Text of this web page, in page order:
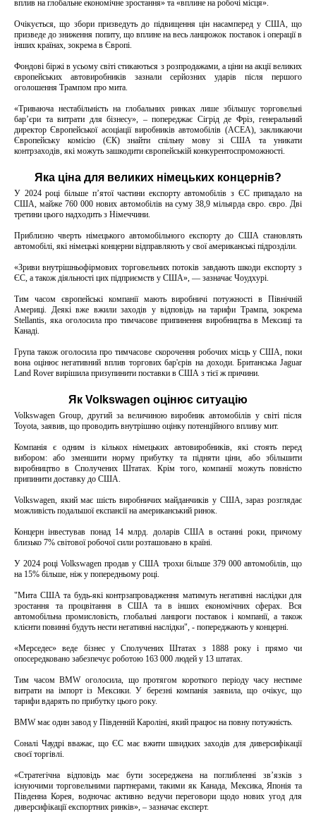
вплив на глобальне економічне зростання» та «вплине на робочі місця».
Очікується, що збори призведуть до підвищення цін насамперед у США, що
призведе до зниження попиту, що вплине на весь ланцюжок поставок і операції в
інших країнах, зокрема в Європі.
Фондові біржі в усьому світі стикаються з розпродажами, а ціни на акції великих
європейських автовиробників зазнали серйозних ударів після першого
оголошення Трампом про мита.
«Триваюча нестабільність на глобальних ринках лише збільшує торговельні
бар’єри та витрати для бізнесу», – попереджає Сігрід де Фріз, генеральний
директор Європейської асоціації виробників автомобілів (ACEA), закликаючи
Європейську комісію (ЄК) знайти спільну мову зі США та уникати
контрзаходів, які можуть зашкодити європейській конкурентоспроможності.
Яка ціна для великих німецьких концернів?
У 2024 році більше п’ятої частини експорту автомобілів з ЄС припадало на
США, майже 760 000 нових автомобілів на суму 38,9 мільярда євро. євро. Дві
третини цього надходить з Німеччини.
Приблизно чверть німецького автомобільного експорту до США становлять
автомобілі, які німецькі концерни відправляють у свої американські підрозділи.
«Зриви внутрішньофірмових торговельних потоків завдають шкоди експорту з
ЄС, а також діяльності цих підприємств у США», — зазначає Чоудхурі.
Тим часом європейські компанії мають виробничі потужності в Північній
Америці. Деякі вже вжили заходів у відповідь на тарифи Трампа, зокрема
Stellantis, яка оголосила про тимчасове припинення виробництва в Мексиці та
Канаді.
Група також оголосила про тимчасове скорочення робочих місць у США, поки
вона оцінює негативний вплив торгових бар'єрів на доходи. Британська Jaguar
Land Rover вирішила призупинити поставки в США з тієї ж причини.
Як Volkswagen оцінює ситуацію
Volkswagen Group, другий за величиною виробник автомобілів у світі після
Toyota, заявив, що проводить внутрішню оцінку потенційного впливу мит.
Компанія є одним із кількох німецьких автовиробників, які стоять перед
вибором: або зменшити норму прибутку та підняти ціни, або збільшити
виробництво в Сполучених Штатах. Крім того, компанії можуть повністю
припинити доставку до США.
Volkswagen, який має шість виробничих майданчиків у США, зараз розглядає
можливість подальшої експансії на американський ринок.
Концерн інвестував понад 14 млрд. доларів США в останні роки, причому
близько 7% світової робочої сили розташовано в країні.
У 2024 році Volkswagen продав у США трохи більше 379 000 автомобілів, що
на 15% більше, ніж у попередньому році.
"Мита США та будь-які контрзапровадження матимуть негативні наслідки для
зростання та процвітання в США та в інших економічних сферах. Вся
автомобільна промисловість, глобальні ланцюги поставок і компанії, а також
клієнти повинні будуть нести негативні наслідки", - попереджають у концерні.
«Мерседес» веде бізнес у Сполучених Штатах з 1888 року і прямо чи
опосередковано забезпечує роботою 163 000 людей у ​​13 штатах.
Тим часом BMW оголосила, що протягом короткого періоду часу нестиме
витрати на імпорт із Мексики. У березні компанія заявила, що очікує, що
тарифи вдарять по прибутку цього року.
BMW має один завод у Південній Кароліні, який працює на повну потужність.
Соналі Чаудрі вважає, що ЄС має вжити швидких заходів для диверсифікації
своєї торгівлі.
«Стратегічна відповідь має бути зосереджена на поглибленні зв’язків з
існуючими торговельними партнерами, такими як Канада, Мексика, Японія та
Південна Корея, водночас активно ведучи переговори щодо нових угод для
диверсифікації експортних ринків», – зазначає експерт.